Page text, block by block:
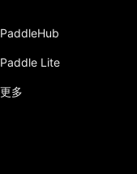
PaddleHub
Paddle Lite
更多